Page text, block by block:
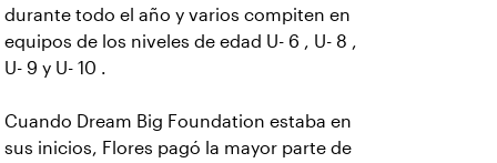
durante todo el año y varios compiten en
equipos de los niveles de edad U- 6 , U- 8 ,
U- 9 y U- 10 .
Cuando Dream Big Foundation estaba en
sus inicios, Flores pagó la mayor parte de